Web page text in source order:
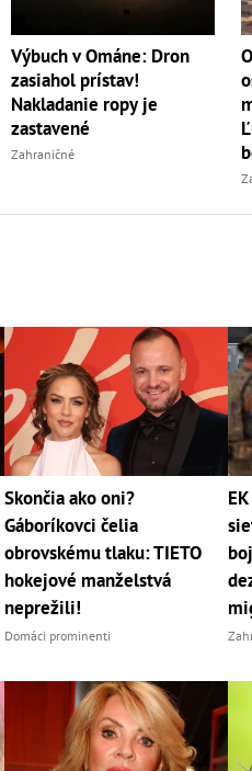
Výbuch v Ománe: Dron
zasiahol prístav!
Nakladanie ropy je
zastavené
Zahraničné
Skončia ako oni?
Gáboríkovci čelia
obrovskému tlaku: TIETO
hokejové manželstvá
neprežili!
Domáci prominenti